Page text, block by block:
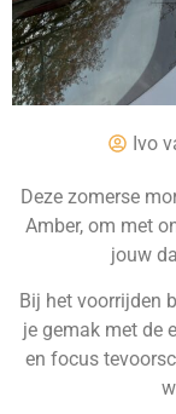
Ivo
Deze zomerse
Amber, om met
jouw
Bij het voorrijden
je gemak met de
en focus